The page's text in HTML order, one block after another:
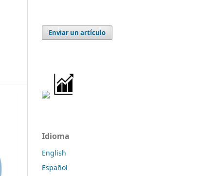
Enviar un artículo
Idioma
English
Español